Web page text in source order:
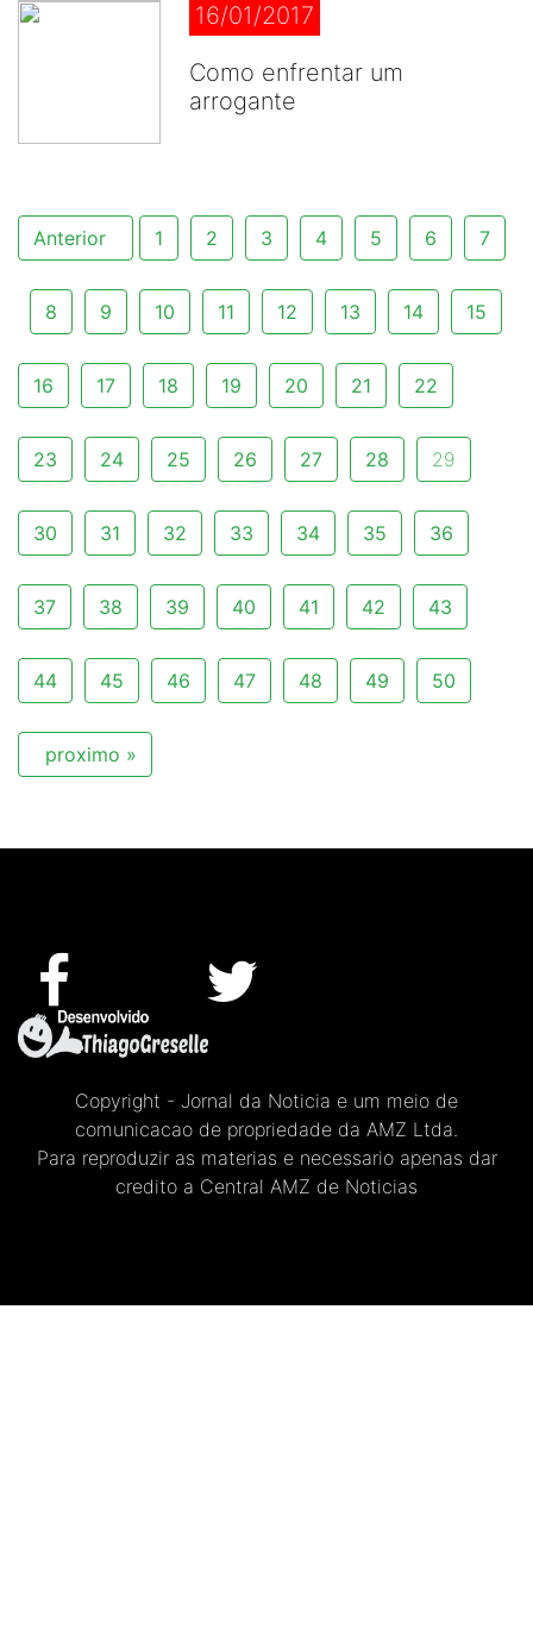
16/01/2017
Como enfrentar um
arrogante
Anterior 1 2 3 4 5 6 7
8 9 10 11 12 13 14 15
16 17 18 19 20 21 22
23 24 25 26 27 28 29
30 31 32 33 34 35 36
37 38 39 40 41 42 43
44 45 46 47 48 49 50
proximo »
Copyright - Jornal da Noticia e um meio de
comunicacao de propriedade da AMZ Ltda.
Para reproduzir as materias e necessario apenas dar
credito a Central AMZ de Noticias